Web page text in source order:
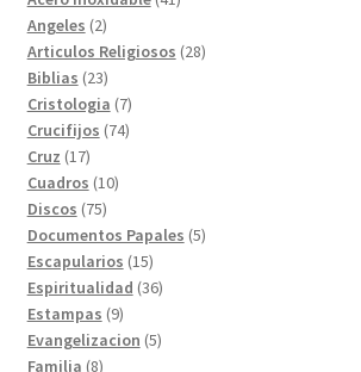
Angeles 22
productos
Articulos Religiosos 2828
Biblias 2323
productos
Cristologia 77
productos
Crucifijos 7474
Cruz 1717
productos
Cuadros 1010
Discos 7575
productos
Documentos Papales 55
Escapularios 1515
productos
Espiritualidad 3636
Estampas 99
productos
Evangelizacion 55
Familia 88